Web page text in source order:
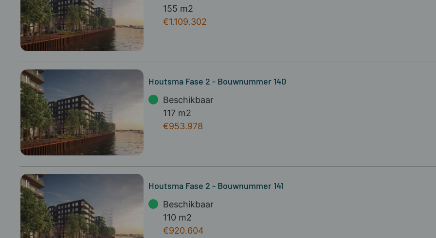
155 m2
€1.109.302
Houtsma Fase 2 - Bouwnummer 140
Beschikbaar
117 m2
€953.978
Houtsma Fase 2 - Bouwnummer 141
Beschikbaar
110 m2
€920.604